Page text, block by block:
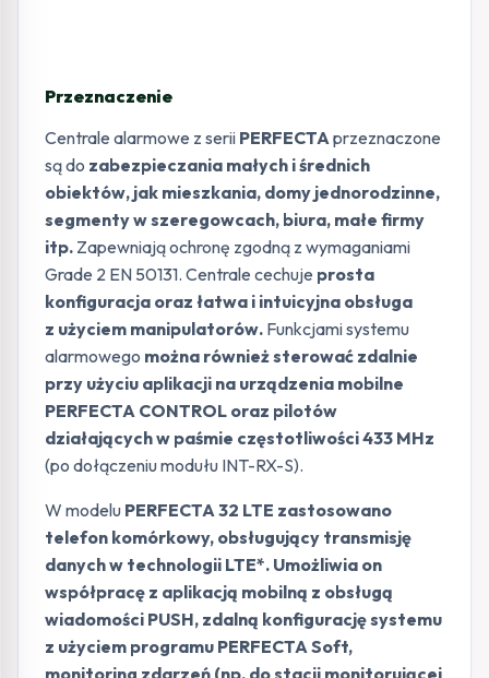
Przeznaczenie
Centrale alarmowe z serii PERFECTAprzeznaczone
są do zabezpieczania małych i średnich
obiektów, jak mieszkania, domy jednorodzinne,
segmenty w szeregowcach, biura, małe firmy
itp. Zapewniają ochronę zgodną z wymaganiami
Grade 2 EN 50131. Centrale cechuje prosta
konfiguracja oraz łatwa i intuicyjna obsługa
z użyciem manipulatorów. Funkcjami systemu
alarmowego można również sterować zdalnie
przy użyciu aplikacji na urządzenia mobilne
PERFECTA CONTROL oraz pilotów
działających w paśmie częstotliwości 433 MHz
(po dołączeniu modułu INT-RX-S).
W modelu PERFECTA 32 LTE zastosowano
telefon komórkowy, obsługujący transmisję
danych w technologii LTE*. Umożliwia on
współpracę z aplikacją mobilną z obsługą
wiadomości PUSH, zdalną konfigurację systemu
z użyciem programu PERFECTA Soft,
monitoring zdarzeń (np. do stacji monitorującej